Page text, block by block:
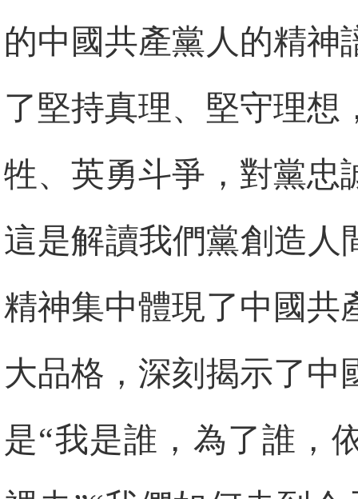
的中國共產黨人的精神
了堅持真理、堅守理想
牲、英勇斗爭，對黨忠
這是解讀我們黨創造人
精神集中體現了中國共
大品格，深刻揭示了中
是“我是誰，為了誰，